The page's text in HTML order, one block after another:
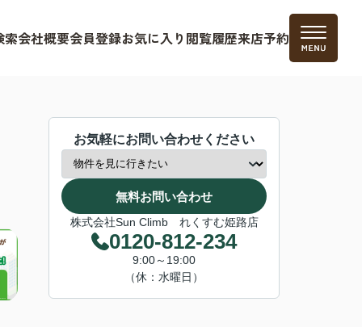
索会社概要会員登録お気に入り 閲覧履歴来店予約
お気軽にお問い合わせください
無料お問い合わせ
株式会社Sun Climb れくすむ姫路店
0120-812-234
9:00～19:00
（休：水曜日）